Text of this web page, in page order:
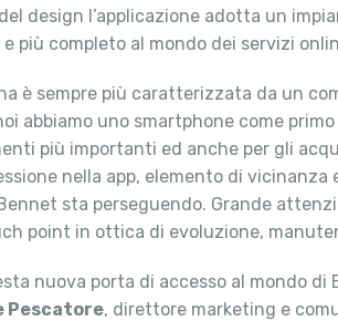
design l’applicazione adotta un
più completo al mondo dei servizi
è sempre più caratterizzata da un
abbiamo uno smartphone come
più importanti ed anche per gli
nella app, elemento di
sta perseguendo. Grande
point in ottica di evoluzione,
nuova porta di accesso al mondo
Pescatore, direttore marketing e